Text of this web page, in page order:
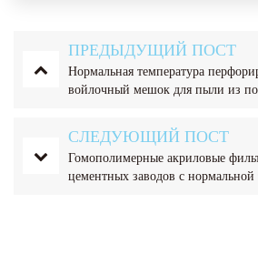
ПРЕДЫДУЩИЙ ПОСТ
Нормальная температура
войлочный мешок для пыли из
СЛЕДУЮЩИЙ ПОСТ
Гомополимерные акриловые
цементных заводов с нормальной